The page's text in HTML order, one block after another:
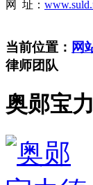
网 址：
当前位置： 网
律师团队
奥郧宝